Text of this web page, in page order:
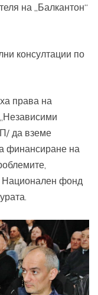
на „Балкантон“
консултации по
права на
да вземе
финансиране на
Национален фонд